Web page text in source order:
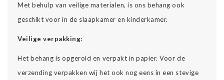
Met behulp van veilige materialen, is ons behang ook
geschikt voor in de slaapkamer en kinderkamer.
Veilige verpakking:
Het behang is opgerold en verpakt in papier. Voor de
verzending verpakken wij het ook nog eens in een stevige